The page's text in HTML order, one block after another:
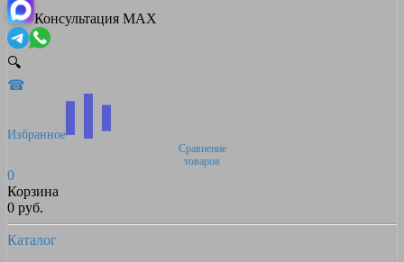
Консультация MAX
🔍
☎
Избранное
Сравнение
товаров
0
Корзина
0 руб.
Каталог